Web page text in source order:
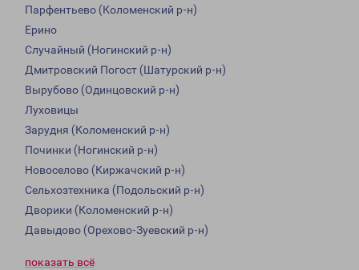
Парфентьево (Коломенский р-н)
Ерино
Случайный (Ногинский р-н)
Дмитровский Погост (Шатурский р-н)
Вырубово (Одинцовский р-н)
Луховицы
Зарудня (Коломенский р-н)
Починки (Ногинский р-н)
Новоселово (Киржачский р-н)
Сельхозтехника (Подольский р-н)
Дворики (Коломенский р-н)
Давыдово (Орехово-Зуевский р-н)
показать всё